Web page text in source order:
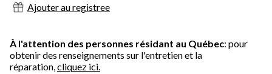
Ajouter au registree
À l'attention des personnes résidant au Québec: pour
obtenir des renseignements sur l'entretien et la
réparation,cliquez ici.